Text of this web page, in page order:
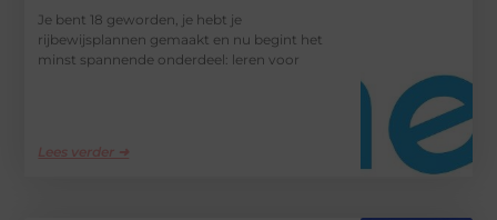
Je bent 18 geworden, je hebt je
rijbewijsplannen gemaakt en nu begint het
minst spannende onderdeel: leren voor
Lees verder ➜